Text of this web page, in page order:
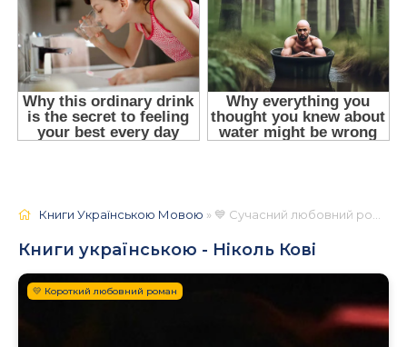
Книги Українською Мовою » 💙 Сучасний любовний роман
Книги українською - Ніколь Кові
💛 Короткий любовний роман